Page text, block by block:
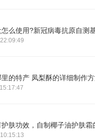
么使用?新冠病毒抗原自测
里的特产 凤梨酥的详细制作
肤功效，自制椰子油护肤霜